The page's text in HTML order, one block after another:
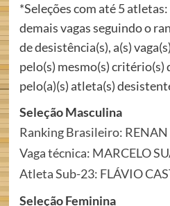
*Seleções com até 5 atletas:
demais vagas seguindo o
de desistência(s), a(s)
pelo(s) mesmo(s) critério(s)
pelo(a)(s) atleta(s)
Seleção Masculina
Ranking Brasileiro:
Vaga técnica: MARCELO
Atleta Sub-23: FLÁVIO
Seleção Feminina